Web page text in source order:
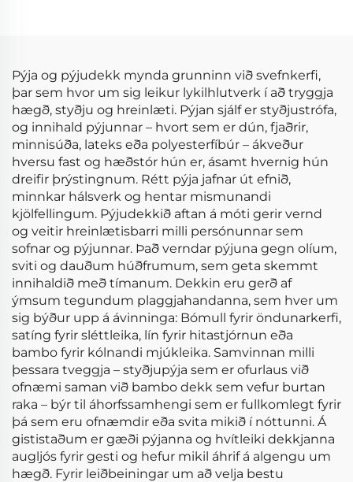
Pýja og pýjudekk mynda grunninn við svefnkerfi,
þar sem hvor um sig leikur lykilhlutverk í að tryggja
hægð, styðju og hreinlæti. Pýjan sjálf er styðjustrófa,
og innihald pýjunnar – hvort sem er dún, fjaðrir,
minnisúða, lateks eða polyesterfíbúr – ákveður
hversu fast og hæðstór hún er, ásamt hvernig hún
dreifir þrýstingnum. Rétt pýja jafnar út efnið,
minnkar hálsverk og hentar mismunandi
kjölfellingum. Pýjudekkið aftan á móti gerir vernd
og veitir hreinlætisbarri milli persónunnar sem
sofnar og pýjunnar. Það verndar pýjuna gegn olíum,
sviti og dauðum húðfrumum, sem geta skemmt
innihaldið með tímanum. Dekkin eru gerð af
ýmsum tegundum plaggjahandanna, sem hver um
sig býður upp á ávinninga: Bómull fyrir öndunarkerfi,
satíng fyrir sléttleika, lín fyrir hitastjórnun eða
bambo fyrir kólnandi mjúkleika. Samvinnan milli
þessara tveggja – styðjupýja sem er ofurlaus við
ofnæmi saman við bambo dekk sem vefur burtan
raka – býr til áhorfssamhengi sem er fullkomlegt fyrir
þá sem eru ofnæmdir eða svita mikið í nóttunni. Á
gististaðum er gæði pýjanna og hvítleiki dekkjanna
augljós fyrir gesti og hefur mikil áhrif á algengu um
hægð. Fyrir leiðbeiningar um að velja bestu